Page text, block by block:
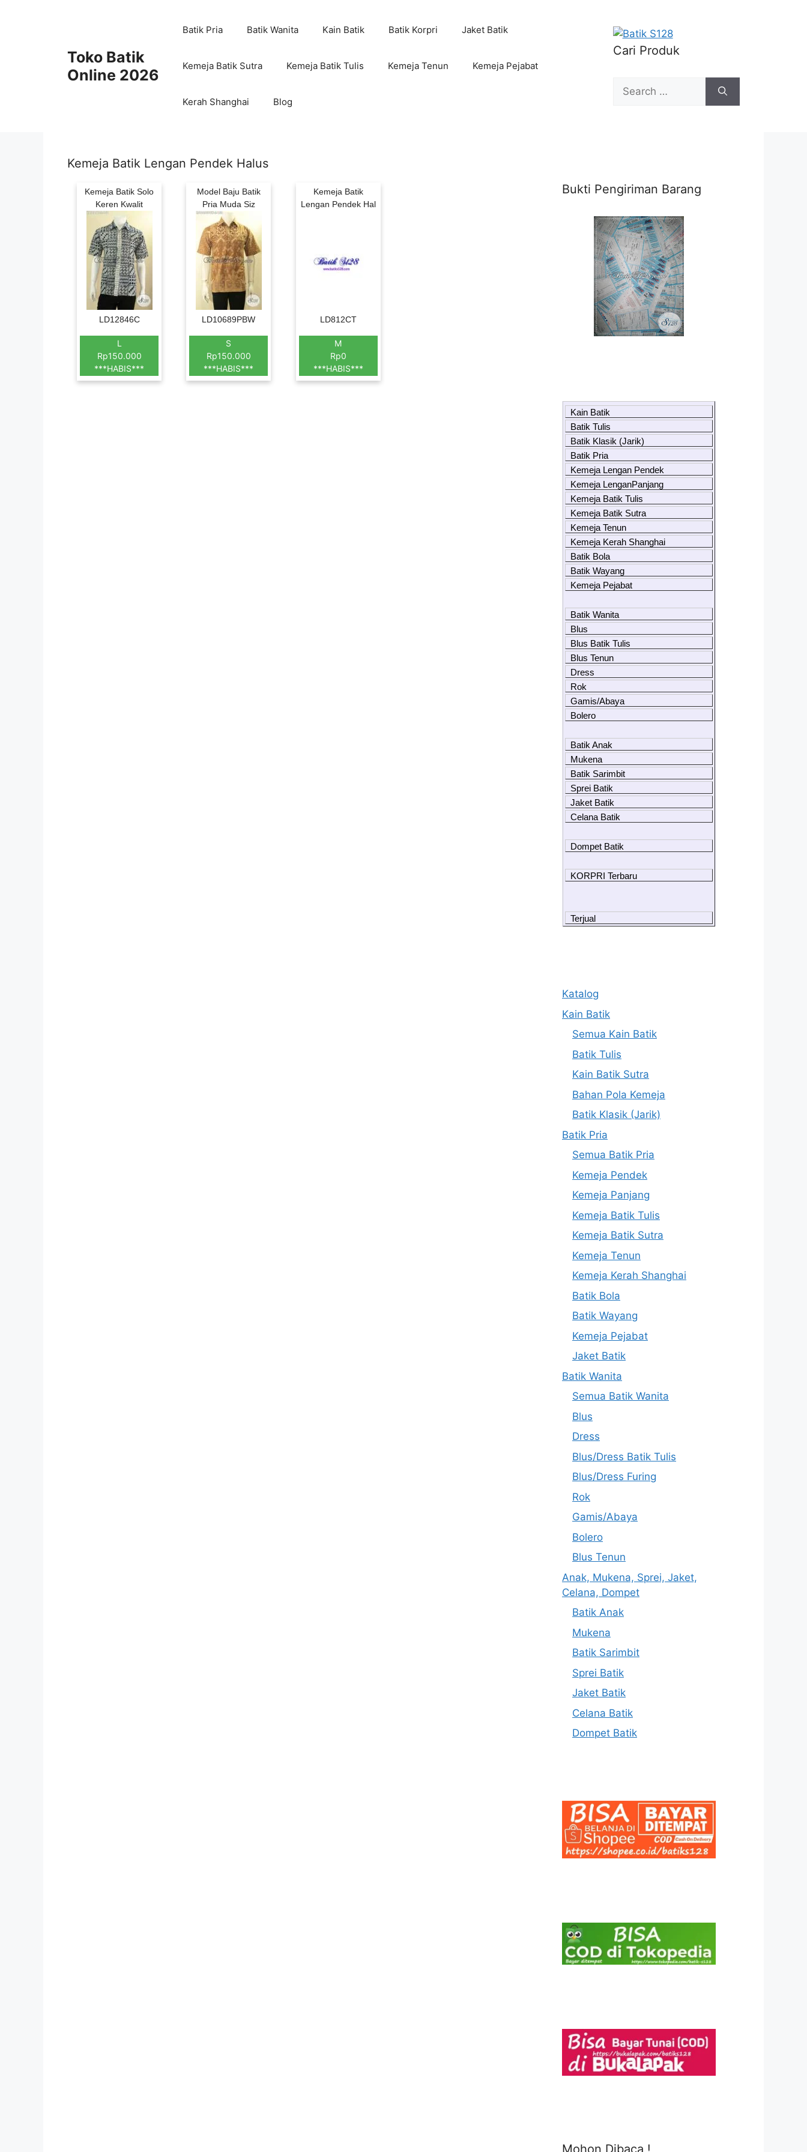
Toko Batik
Online 2026
Batik Pria Batik Wanita Kain Batik Batik Korpri Jaket Batik
Kemeja Batik Sutra Kemeja Batik Tulis Kemeja Tenun Kemeja Pejabat
Kerah Shanghai Blog
Cari Produk
Search
for:
Kemeja Batik Lengan Pendek Halus
Kemeja Batik Solo
Keren Kwalit
LD12846C
L
Rp150.000
***HABIS***
Model Baju Batik
Pria Muda Siz
LD10689PBW
S
Rp150.000
***HABIS***
Kemeja Batik
Lengan Pendek Hal
LD812CT
M
Rp0
***HABIS***
Bukti Pengiriman Barang
Kain Batik
Batik Tulis
Batik Klasik (Jarik)
Batik Pria
Kemeja Lengan Pendek
Kemeja LenganPanjang
Kemeja Batik Tulis
Kemeja Batik Sutra
Kemeja Tenun
Kemeja Kerah Shanghai
Batik Bola
Batik Wayang
Kemeja Pejabat
Batik Wanita
Blus
Blus Batik Tulis
Blus Tenun
Dress
Rok
Gamis/Abaya
Bolero
Batik Anak
Mukena
Batik Sarimbit
Sprei Batik
Jaket Batik
Celana Batik
Dompet Batik
KORPRI Terbaru
Terjual
Katalog
Kain Batik
Semua Kain Batik
Batik Tulis
Kain Batik Sutra
Bahan Pola Kemeja
Batik Klasik (Jarik)
Batik Pria
Semua Batik Pria
Kemeja Pendek
Kemeja Panjang
Kemeja Batik Tulis
Kemeja Batik Sutra
Kemeja Tenun
Kemeja Kerah Shanghai
Batik Bola
Batik Wayang
Kemeja Pejabat
Jaket Batik
Batik Wanita
Semua Batik Wanita
Blus
Dress
Blus/Dress Batik Tulis
Blus/Dress Furing
Rok
Gamis/Abaya
Bolero
Blus Tenun
Anak, Mukena, Sprei, Jaket,
Celana, Dompet
Batik Anak
Mukena
Batik Sarimbit
Sprei Batik
Jaket Batik
Celana Batik
Dompet Batik
Mohon Dibaca !